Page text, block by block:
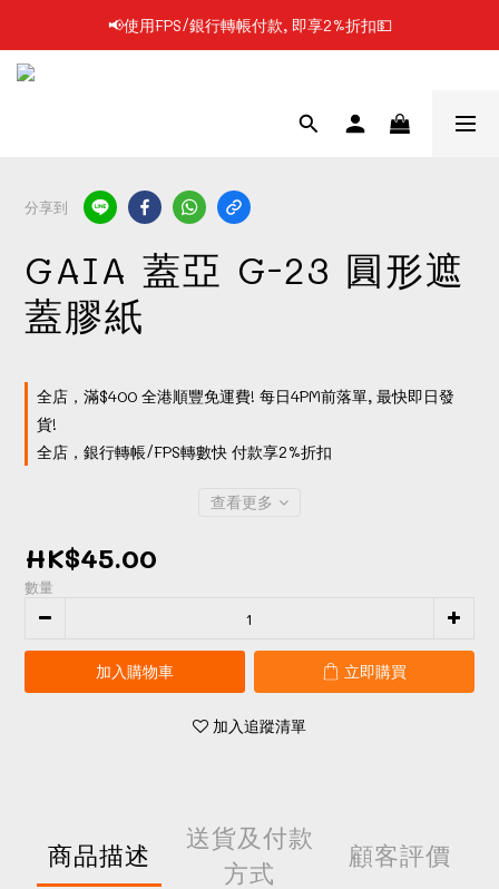
📢凡購物滿$199 順豐自提點免運費📦📦
📢使用FPS/銀行轉帳付款, 即享2%折扣💵
分享到
GAIA 蓋亞 G-23 圓形遮
蓋膠紙
全店，滿$400 全港順豐免運費! 每日4PM前落單, 最快即日發
貨!
全店，銀行轉帳/FPS轉數快 付款享2%折扣
查看更多
HK$45.00
數量
加入購物車 立即購買
加入追蹤清單
商品描述
送貨及付款
方式
顧客評價